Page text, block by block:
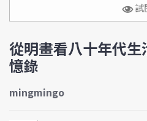
試
從明畫看八十年代
憶錄
mingmingo